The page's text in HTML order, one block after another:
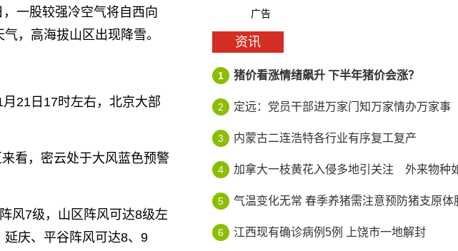
一股较强冷空气将自西向
，高海拔山区出现降雪。
21日17时左右，北京大部
看，密云处于大风蓝色预警
风7级，山区阵风可达8级左
庆、平谷阵风可达8、9
广告
资讯
1 猪价看涨情绪飙升 下半年猪价会涨？
2 定远：党员干部进万家门知万家情办万家事
3 内蒙古二连浩特各行业有序复工复产
4 加拿大一枝黄花入侵多地引关注 外来物种如何
5 气温变化无常 春季养猪需注意预防猪支原体
6 江西现有确诊病例5例 上饶市一地解封